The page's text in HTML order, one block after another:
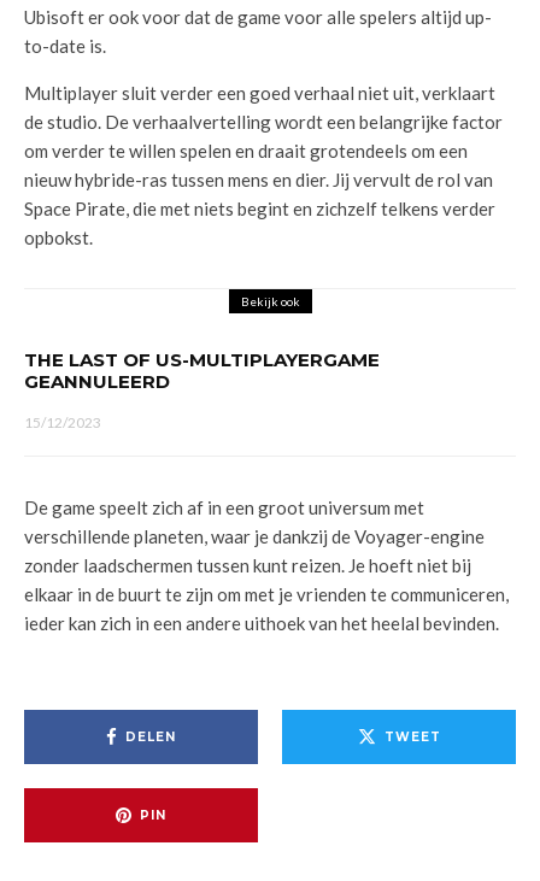
Ubisoft er ook voor dat de game voor alle spelers altijd up-
to-date is.
Multiplayer sluit verder een goed verhaal niet uit, verklaart
de studio. De verhaalvertelling wordt een belangrijke factor
om verder te willen spelen en draait grotendeels om een
nieuw hybride-ras tussen mens en dier. Jij vervult de rol van
Space Pirate, die met niets begint en zichzelf telkens verder
opbokst.
Bekijk ook
THE LAST OF US-MULTIPLAYERGAME
GEANNULEERD
15/12/2023
De game speelt zich af in een groot universum met
verschillende planeten, waar je dankzij de Voyager-engine
zonder laadschermen tussen kunt reizen. Je hoeft niet bij
elkaar in de buurt te zijn om met je vrienden te communiceren,
ieder kan zich in een andere uithoek van het heelal bevinden.
DELEN TWEET
PIN